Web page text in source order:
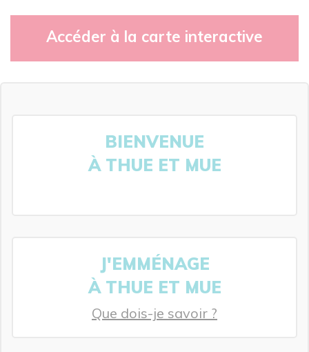
Accéder à la carte interactive
BIENVENUE
À THUE ET MUE
J'EMMÉNAGE
À THUE ET MUE
Que dois-je savoir ?